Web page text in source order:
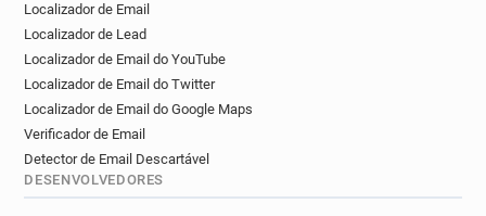
Localizador de Email
Localizador de Lead
Localizador de Email do YouTube
Localizador de Email do Twitter
Localizador de Email do Google Maps
Verificador de Email
Detector de Email Descartável
DESENVOLVEDORES